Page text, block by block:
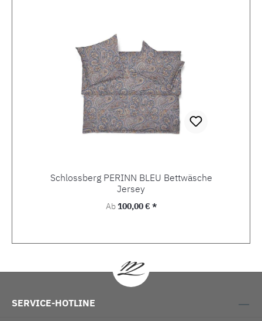
Schlossberg PERINN BLEU Bettwäsche
Jersey
Regulärer Preis:
Ab100,00 € *
SERVICE-HOTLINE